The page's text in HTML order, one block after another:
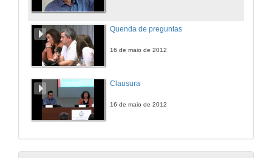
Quenda de preguntas
16 de maio de 2012
Clausura
16 de maio de 2012